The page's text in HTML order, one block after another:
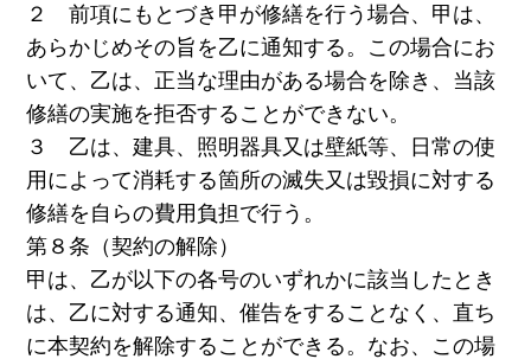
２ 前項にもとづき甲が修繕を行う場合、甲は、
あらかじめその旨を乙に通知する。この場合にお
いて、乙は、正当な理由がある場合を除き、当該
修繕の実施を拒否することができない。
３ 乙は、建具、照明器具又は壁紙等、日常の使
用によって消耗する箇所の滅失又は毀損に対する
修繕を自らの費用負担で行う。
第８条（契約の解除）
甲は、乙が以下の各号のいずれかに該当したとき
は、乙に対する通知、催告をすることなく、直ち
に本契約を解除することができる。なお、この場